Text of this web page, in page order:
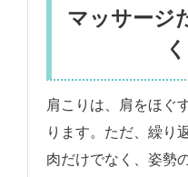
マッサージ
肩こりは、肩をほぐ
ります。ただ、繰り
肉だけでなく、姿勢